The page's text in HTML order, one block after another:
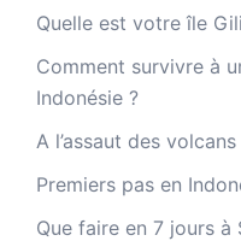
Quelle est votre île
Comment survivre à
Indonésie ?
A l’assaut des
Premiers pas en
Que faire en 7 jours à